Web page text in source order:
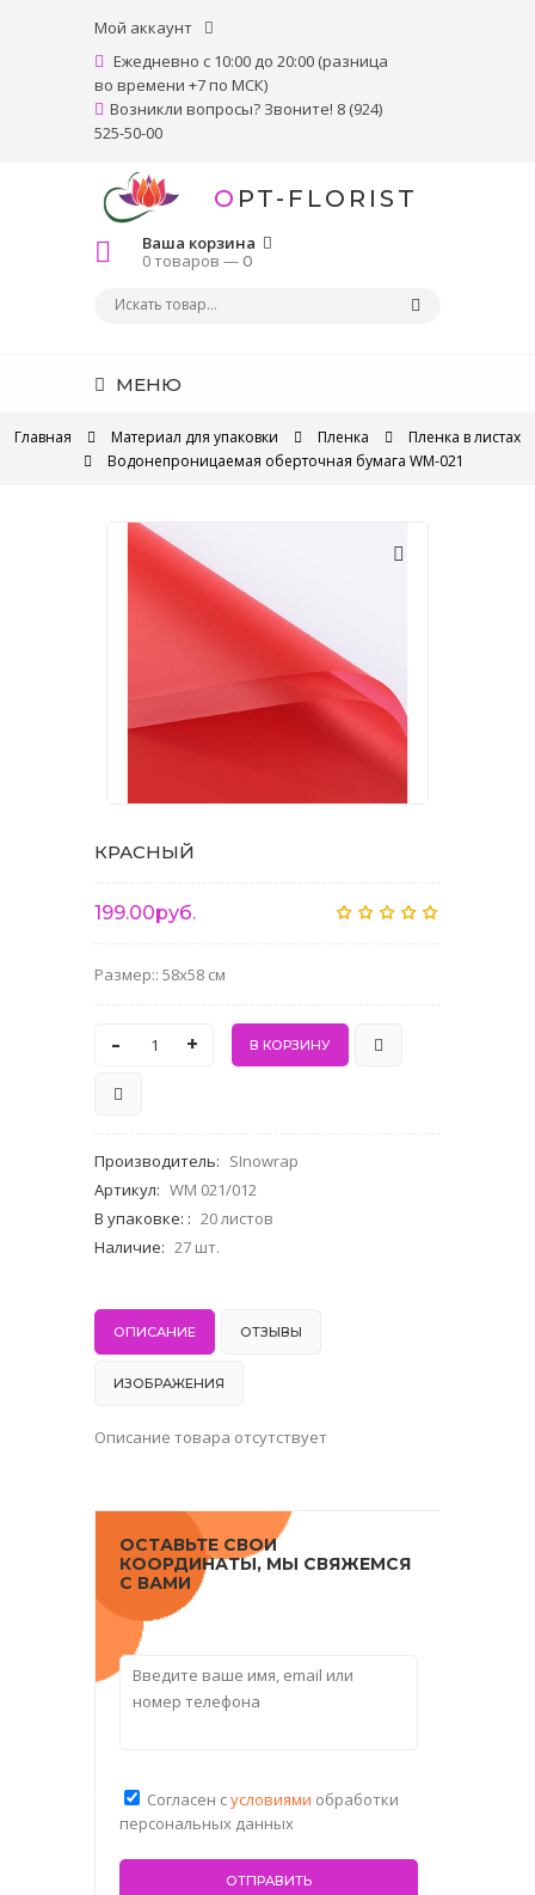
Мой аккаунт
Ежедневно с 10:00 до 20:00 (разница
во времени +7 по МСК)
Возникли вопросы? Звоните! 8 (924)
525-50-00
OPT-FLORIST
Ваша корзина
0 товаров —0
МЕНЮ
Главная Материал для упаковки Пленка
Пленка в листах
Водонепроницаемая оберточная бумага WM-021
КРАСНЫЙ
199.00руб.
Размер:: 58x58 см
- +
Производитель: SInowrap
Артикул: WM 021/012
В упаковке: : 20 листов
Наличие: 27 шт.
ОПИСАНИЕ ОТЗЫВЫ
ИЗОБРАЖЕНИЯ
Описание товара отсутствует
ОСТАВЬТЕ СВОИ
КООРДИНАТЫ, МЫ СВЯЖЕМСЯ
С ВАМИ
Согласен сусловиями обработки
персональных данных